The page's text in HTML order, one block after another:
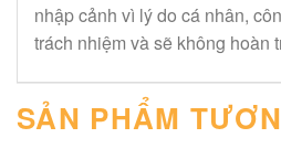
nhập cảnh vì lý do cá nhân,
trách nhiệm và sẽ không hoàn
SẢN PHẨM